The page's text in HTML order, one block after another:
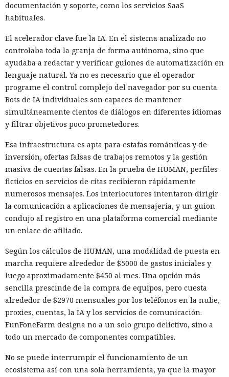
documentación y soporte, como los servicios SaaS
habituales.
El acelerador clave fue la IA. En el sistema analizado no
controlaba toda la granja de forma autónoma, sino que
ayudaba a redactar y verificar guiones de automatización en
lenguaje natural. Ya no es necesario que el operador
programe el control complejo del navegador por su cuenta.
Bots de IA individuales son capaces de mantener
simultáneamente cientos de diálogos en diferentes idiomas
y filtrar objetivos poco prometedores.
Esa infraestructura es apta para estafas románticas y de
inversión, ofertas falsas de trabajos remotos y la gestión
masiva de cuentas falsas. En la prueba de HUMAN, perfiles
ficticios en servicios de citas recibieron rápidamente
numerosos mensajes. Los interlocutores intentaron dirigir
la comunicación a aplicaciones de mensajería, y un guion
condujo al registro en una plataforma comercial mediante
un enlace de afiliado.
Según los cálculos de HUMAN, una modalidad de puesta en
marcha requiere alrededor de $5000 de gastos iniciales y
luego aproximadamente $450 al mes. Una opción más
sencilla prescinde de la compra de equipos, pero cuesta
alrededor de $2970 mensuales por los teléfonos en la nube,
proxies, cuentas, la IA y los servicios de comunicación.
FunFoneFarm designa no a un solo grupo delictivo, sino a
todo un mercado de componentes compatibles.
No se puede interrumpir el funcionamiento de un
ecosistema así con una sola herramienta, ya que la mayor